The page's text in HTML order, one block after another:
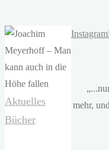
Aktuelles
Bücher
Instagram
mehr,